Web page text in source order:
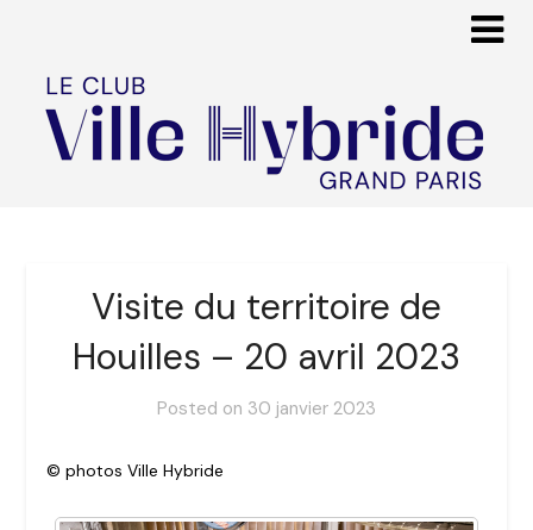
Visite du territoire de
Houilles – 20 avril 2023
Posted on 30 janvier 2023
© photos Ville Hybride